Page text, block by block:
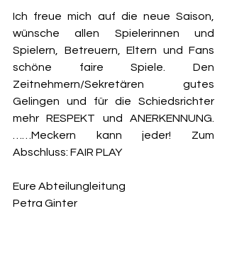
Ich freue mich auf die neue Saison,
wünsche allen Spielerinnen und
Spielern, Betreuern, Eltern und Fans
schöne faire Spiele. Den
Zeitnehmern/Sekretären gutes
Gelingen und für die Schiedsrichter
mehr RESPEKT und ANERKENNUNG.
……Meckern kann jeder! Zum
Abschluss: FAIR PLAY
Eure Abteilungleitung
Petra Ginter